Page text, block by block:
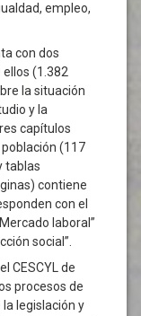
empleo,
con dos
(1.382
la situación
y la
capítulos
(117
tablas
contiene
con el
laboral”
social”.
CESCYL de
procesos de
legislación y